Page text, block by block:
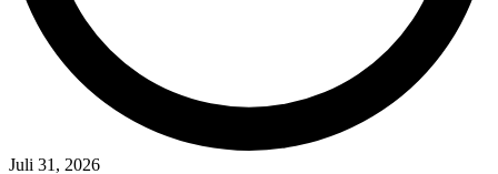
Juli 31, 2026